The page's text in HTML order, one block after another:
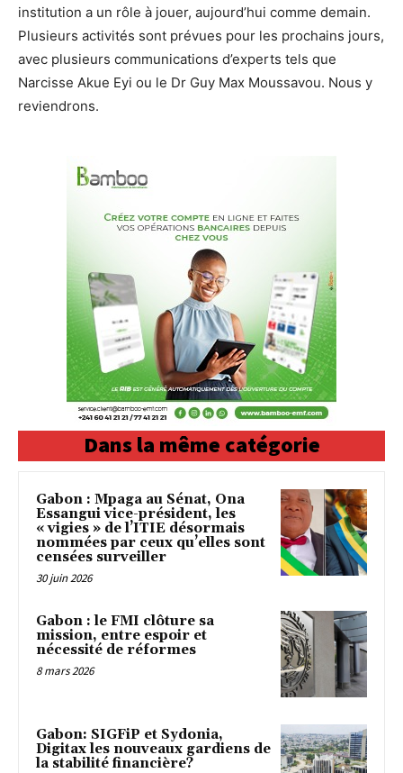
institution a un rôle à jouer, aujourd’hui comme demain.
Plusieurs activités sont prévues pour les prochains jours,
avec plusieurs communications d’experts tels que
Narcisse Akue Eyi ou le Dr Guy Max Moussavou. Nous y
reviendrons.
Dans la même catégorie
Gabon : Mpaga au Sénat, Ona
Essangui vice-président, les
« vigies » de l’ITIE désormais
nommées par ceux qu’elles sont
censées surveiller
30 juin 2026
Gabon : le FMI clôture sa
mission, entre espoir et
nécessité de réformes
8 mars 2026
Gabon: SIGFiP et Sydonia,
Digitax les nouveaux gardiens de
la stabilité financière?